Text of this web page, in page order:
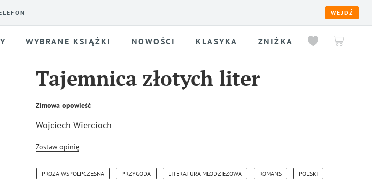
WEJDŹ
WYBRANE KSIĄŻKI NOWOŚCI KLASYKA ZNIŻKA
Tajemnica złotych liter
Zimowa opowieść
Wojciech Wiercioch
Zostaw opinię
PROZA WSPÓŁPCZESNA PRZYGODA LITERATURA MŁODZIEŻOWA ROMANS POLSKI